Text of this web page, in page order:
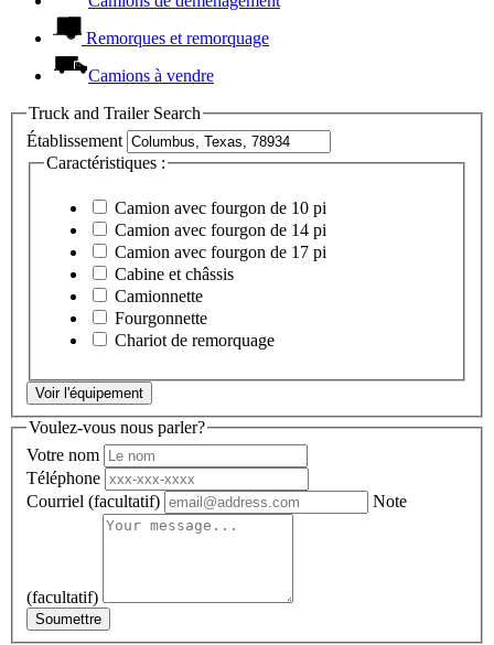
Remorques et remorquage
Camions à vendre
Truck and Trailer Search
Établissement
Caractéristiques :
Camion avec fourgon de 10 pi
Camion avec fourgon de 14 pi
Camion avec fourgon de 17 pi
Cabine et châssis
Camionnette
Fourgonnette
Chariot de remorquage
Voir l'équipement
Voulez-vous nous parler?
Votre nom
Téléphone
Courriel (facultatif) Note
(facultatif)
Soumettre